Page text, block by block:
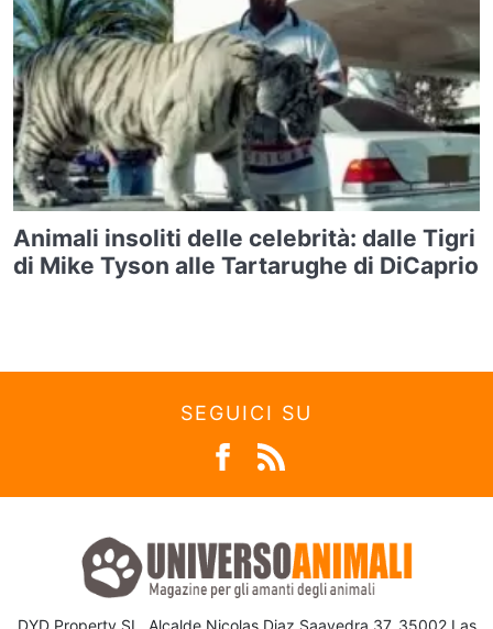
Animali insoliti delle celebrità: dalle Tigri
di Mike Tyson alle Tartarughe di DiCaprio
SEGUICI SU
DYD Property SL, Alcalde Nicolas Diaz Saavedra 37, 35002 Las